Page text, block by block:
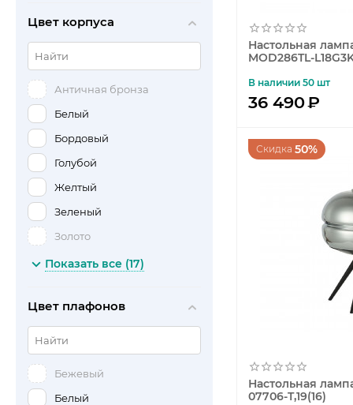
Настольная
MOD286TL-
В наличии 50 шт
36 490₽
Скидка 50%
Настольная
07706-T,19(16)
Loft IT
Odeon Light
ST Luce
Abrasax
Alfa
Aployt
Arte Lamp
Arti Lampadari
Bogates
Цвет корпуса
Античная бронза
Белый
Бордовый
Голубой
Желтый
Зеленый
Золото
Коричневый
Медный
Оранжевый
Розовый
Показать все (17)
Цвет плафонов
Бежевый
Белый